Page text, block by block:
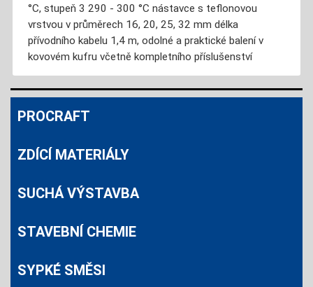
°C, stupeň 3 290 - 300 °C nástavce s teflonovou
vrstvou v průměrech 16, 20, 25, 32 mm délka
přívodního kabelu 1,4 m, odolné a praktické balení v
kovovém kufru včetně kompletního příslušenství
PROCRAFT
ZDÍCÍ MATERIÁLY
SUCHÁ VÝSTAVBA
STAVEBNÍ CHEMIE
SYPKÉ SMĚSI